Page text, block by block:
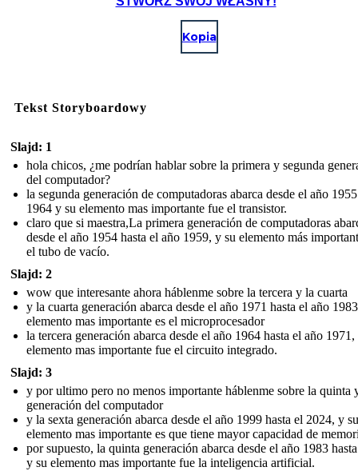
Kopia
Tekst Storyboardowy
Slajd: 1
hola chicos, ¿me podrían hablar sobre la primera y segunda
del computador?
la segunda generación de computadoras abarca desde el año
1964 y su elemento mas importante fue el transistor.
claro que si maestra,La primera generación de computadoras
desde el año 1954 hasta el año 1959, y su elemento más
el tubo de vacío.
Slajd: 2
wow que interesante ahora háblenme sobre la tercera y la cuarta
y la cuarta generación abarca desde el año 1971 hasta el año
elemento mas importante es el microprocesador
la tercera generación abarca desde el año 1964 hasta el año 1971,
elemento mas importante fue el circuito integrado.
Slajd: 3
y por ultimo pero no menos importante háblenme sobre la quinta
generación del computador
y la sexta generación abarca desde el año 1999 hasta el 2024, y su
elemento mas importante es que tiene mayor capacidad de
por supuesto, la quinta generación abarca desde el año 1983
y su elemento mas importante fue la inteligencia artificial.